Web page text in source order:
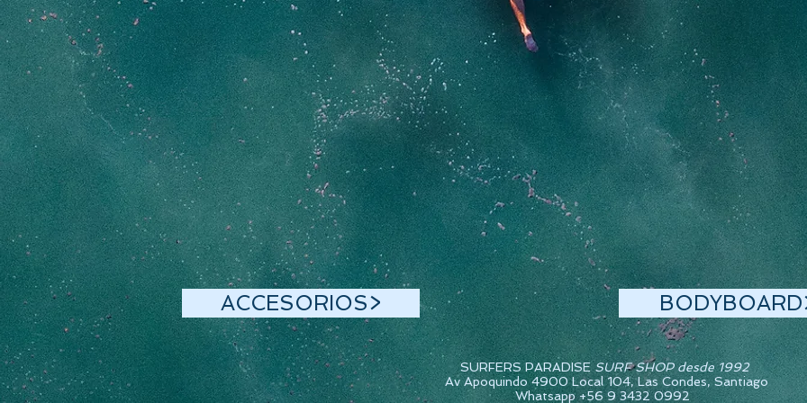
ACCESORIOS>
SURFERS PARADISESURF SHOP desde 1992
Av Apoquindo 4900 Local 104, Las Condes, Santiago
Whatsapp +56 9 3432 0992